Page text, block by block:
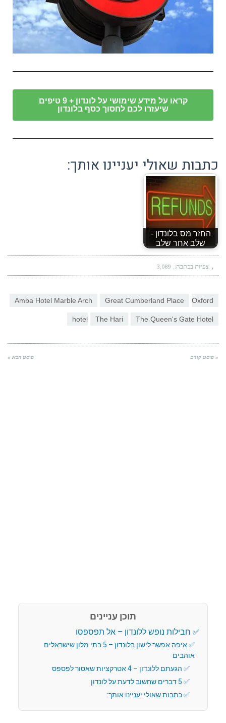
קראו על מידע שימושי על לונדון + 9 טיפים
שיעזרו לכם לחסוך כסף בלונדון
כתבות שאולי יעניינו אותך:
החזר מס בלונדון -
שלב אחר שלב
צפיות בכתבה: 3,089
Amba Hotel Marble Arch Great Cumberland Place Oxford
hotel The Hari The Queen's Gate Hotel
« פוסט קודם פוסט הבא »
תוכן עניינים
חבילות נופש ללונדון – אל תפספסו
איפה אפשר לישון בלונדון – 5 בתי מלון שישראלים
אוהבים
הגעתם ללונדון – 4 אטרקציות שאסור לפספס
5 דברים שחשוב לדעת על לונדון
כתבות שאולי יעניינו אותך: